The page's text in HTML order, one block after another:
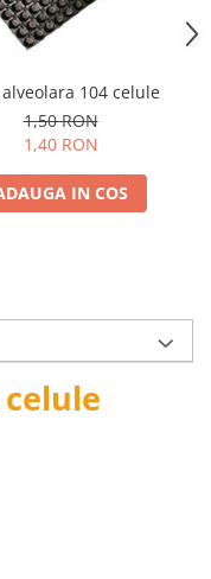
alveolara 104 celule
1,50 RON
1,40 RON
IN COS